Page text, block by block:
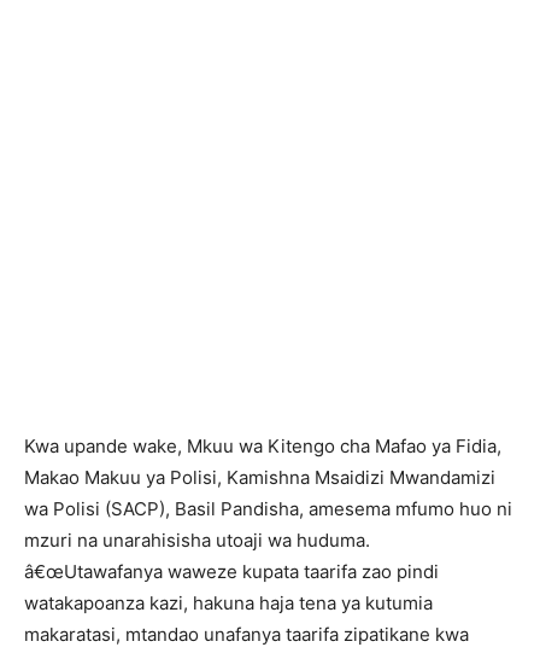
Kwa upande wake, Mkuu wa Kitengo cha Mafao ya Fidia,
Makao Makuu ya Polisi, Kamishna Msaidizi Mwandamizi
wa Polisi (SACP), Basil Pandisha, amesema mfumo huo ni
mzuri na unarahisisha utoaji wa huduma.
â€œUtawafanya waweze kupata taarifa zao pindi
watakapoanza kazi, hakuna haja tena ya kutumia
makaratasi, mtandao unafanya taarifa zipatikane kwa